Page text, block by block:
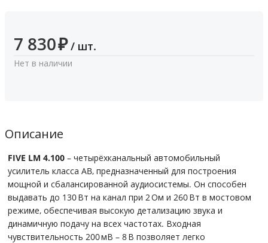
7 830₽ / шт.
Нет в наличии
Описание
FIVE LM 4.100 – четырёхканальный автомобильный
усилитель класса AB, предназначенный для построения
мощной и сбалансированной аудиосистемы. Он способен
выдавать до 130 Вт на канал при 2 Ом и 260 Вт в мостовом
режиме, обеспечивая высокую детализацию звука и
динамичную подачу на всех частотах. Входная
чувствительность 200 мВ – 8 В позволяет легко